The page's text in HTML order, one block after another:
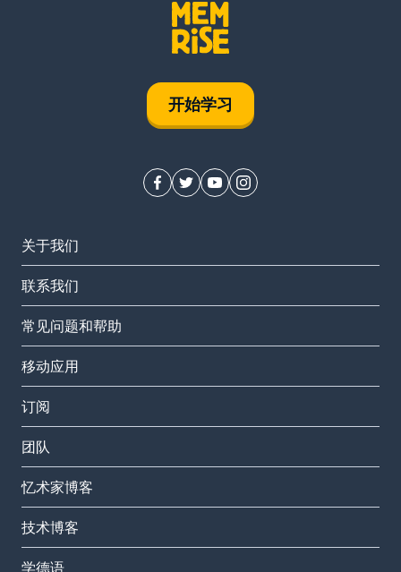
开始学习
关于我们
联系我们
常见问题和帮助
移动应用
订阅
团队
忆术家博客
技术博客
学德语